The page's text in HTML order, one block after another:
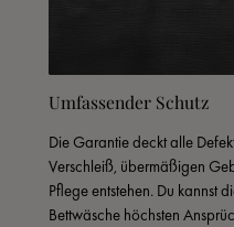
Umfassender Schutz
Die Garantie deckt alle
Verschleiß, übermäßigen
Pflege entstehen. Du kannst
Bettwäsche höchsten